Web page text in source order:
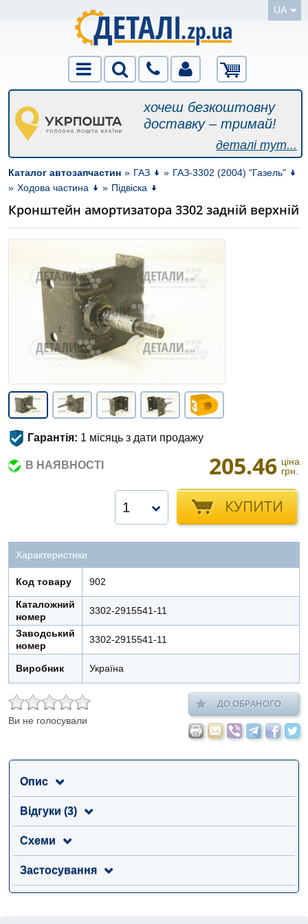
UA
хочеш безкоштовну
доставку – тримай!
деталі тут...
Каталог автозапчастин » ГАЗ » ГАЗ-3302 (2004) "Газель"
» Ходова частина » Підвіска
Кронштейн амортизатора 3302 задній верхній
Гарантія: 1 місяць з дати продажу
В НАЯВНОСТІ 205.46 ціна
грн.
КУПИТИ
1
Характеристики
Код товару 902
Каталожний
номер
3302-2915541-11
Заводський
номер
3302-2915541-11
Виробник Україна
Ви не голосували
ДО ОБРАНОГО
Опис
Відгуки (3)
Схеми
Застосування